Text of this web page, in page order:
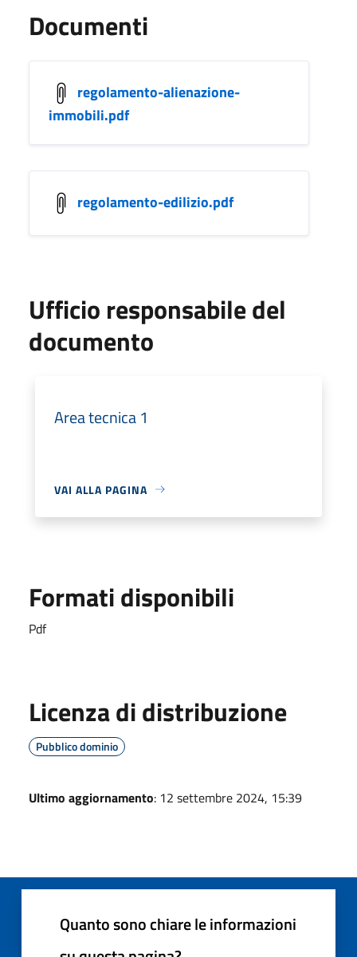
Documenti
regolamento-alienazione-
immobili.pdf
regolamento-edilizio.pdf
Ufficio responsabile del
documento
Area tecnica 1
VAI ALLA PAGINA
Formati disponibili
Pdf
Licenza di distribuzione
Pubblico dominio
Ultimo aggiornamento: 12 settembre 2024, 15:39
Quanto sono chiare le informazioni